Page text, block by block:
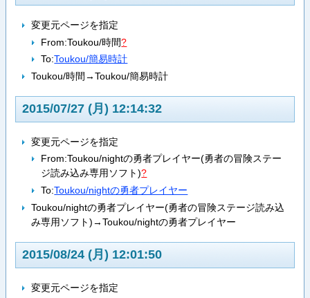
変更元ページを指定
From:Toukou/時間?
To:Toukou/簡易時計
Toukou/時間→Toukou/簡易時計
2015/07/27 (月) 12:14:32
変更元ページを指定
From:Toukou/nightの勇者プレイヤー(勇者の冒険ステー
ジ読み込み専用ソフト)?
To:Toukou/nightの勇者プレイヤー
Toukou/nightの勇者プレイヤー(勇者の冒険ステージ読み込
み専用ソフト)→Toukou/nightの勇者プレイヤー
2015/08/24 (月) 12:01:50
変更元ページを指定